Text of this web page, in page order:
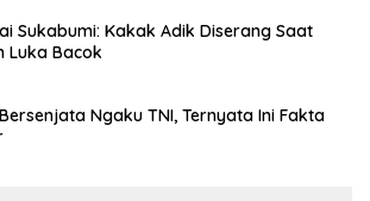
Sukabumi: Kakak Adik Diserang Saat
Luka Bacok
Ngaku TNI, Ternyata Ini Fakta